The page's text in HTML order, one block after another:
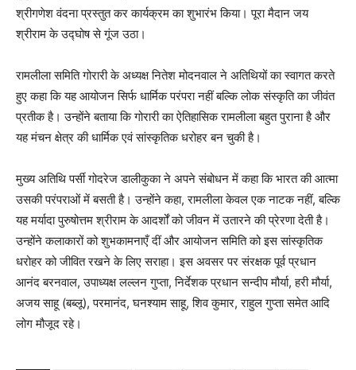
श्रीगणेश वंदना प्रस्तुत कर कार्यक्रम का शुभारंभ किया। पूरा मैदान जय
श्रीराम के उद्घोष से गूंज उठा।
रामलीला समिति गोरारी के अध्यक्ष नितेश मोदनवाल ने अतिथियों का स्वागत करते
हुए कहा कि यह आयोजन सिर्फ धार्मिक परंपरा नहीं बल्कि लोक संस्कृति का जीवंत
प्रतीक है। उन्होंने बताया कि गोरारी का ऐतिहासिक रामलीला बहुत पुराना है और
यह मंचन क्षेत्र की धार्मिक एवं सांस्कृतिक धरोहर बन चुकी है।
मुख्य अतिथि पर्सी गोदरेज डालीकुका ने अपने संबोधन में कहा कि भारत की आत्मा
उसकी परंपराओं में बसती है। उन्होंने कहा, रामलीला केवल एक नाटक नहीं, बल्कि
यह मर्यादा पुरुषोत्तम श्रीराम के आदर्शों को जीवन में उतारने की प्रेरणा देती है।
उन्होंने कलाकारों को शुभकामनाएँ दीं और आयोजन समिति को इस सांस्कृतिक
धरोहर को जीवित रखने के लिए सराहा। इस अवसर पर संरक्षक पूर्व प्रधान
आनंद बरनवाल, उपाध्यक्ष लल्लन गुप्ता, निर्देशक प्रधान सन्दीप मौर्या, हरी मौर्या,
अजय साहू (बब्लू), परमानंद, घनश्याम साहू, शिव कुमार, राहुल गुप्ता समेत आदि
लोग मौजूद रहे।